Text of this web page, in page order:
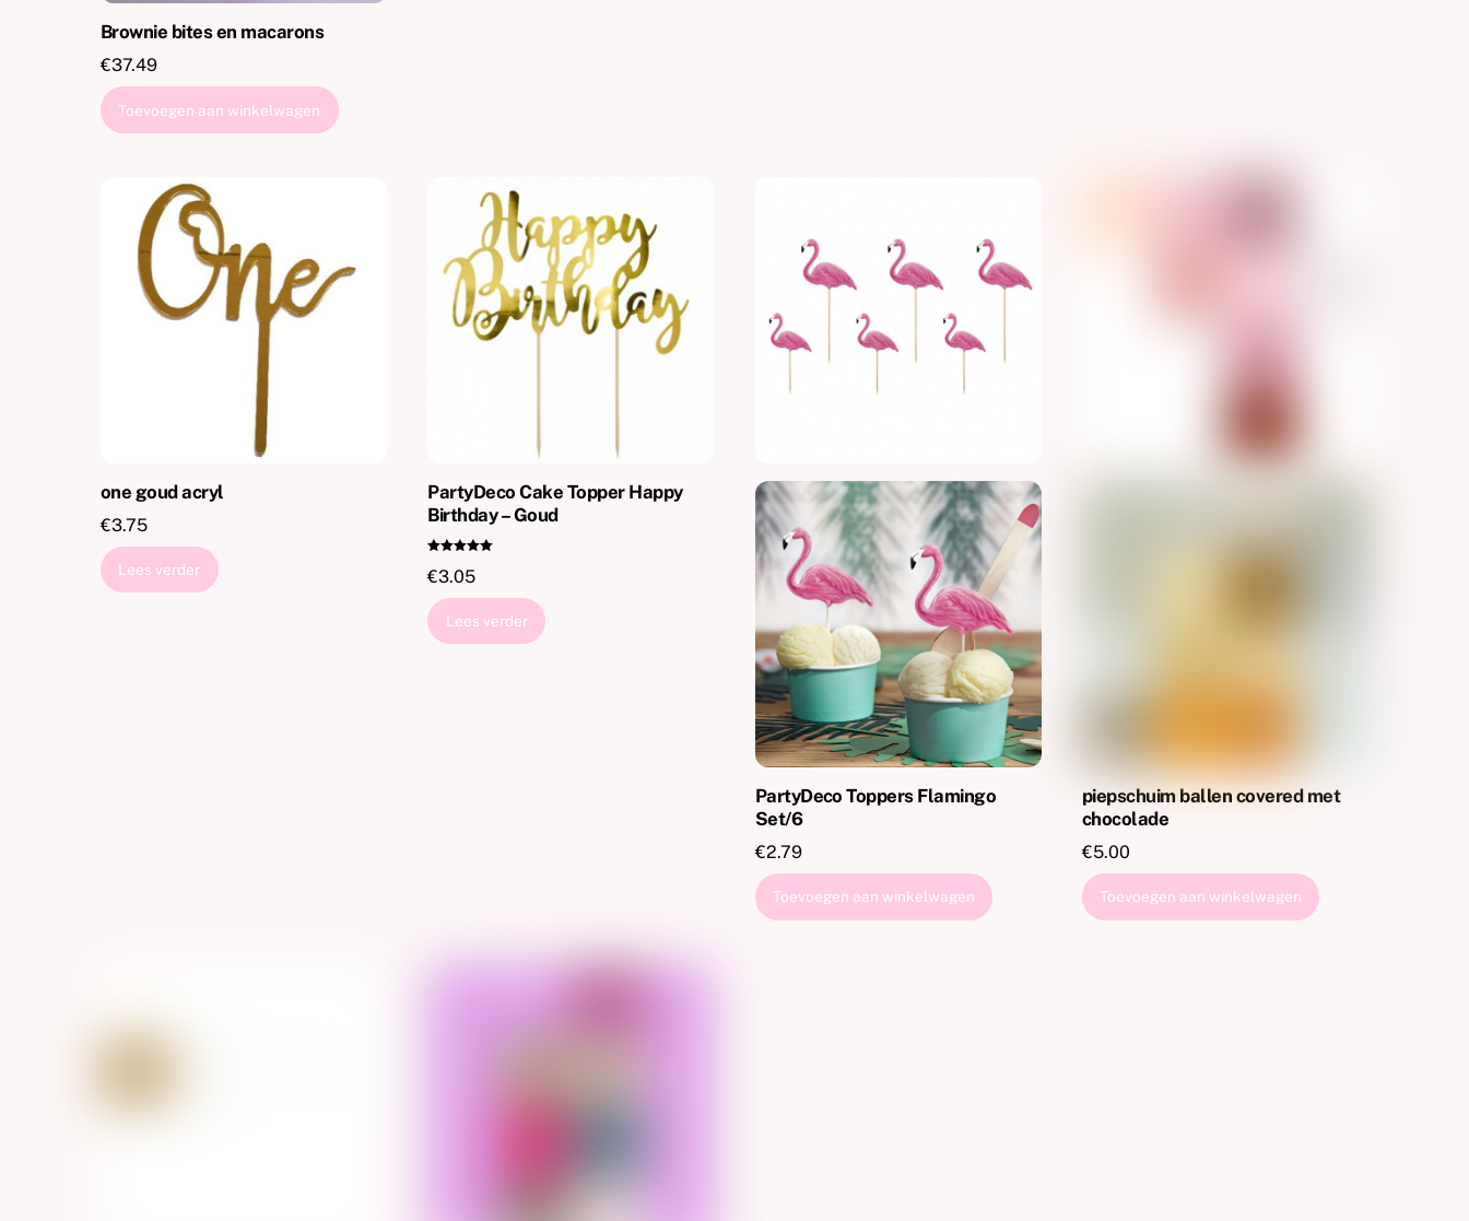
Brownie bites en macarons
€37.49
Toevoegen aan winkelwagen
one goud acryl
€3.75
Lees verder
PartyDeco Cake Topper Happy
Birthday – Goud
d
5.00
uit 5
€3.05
Lees verder
PartyDeco Toppers Flamingo
Set/6
€2.79
Toevoegen aan winkelwagen
piepschuim ballen covered met
chocolade
€5.00
Toevoegen aan winkelwagen